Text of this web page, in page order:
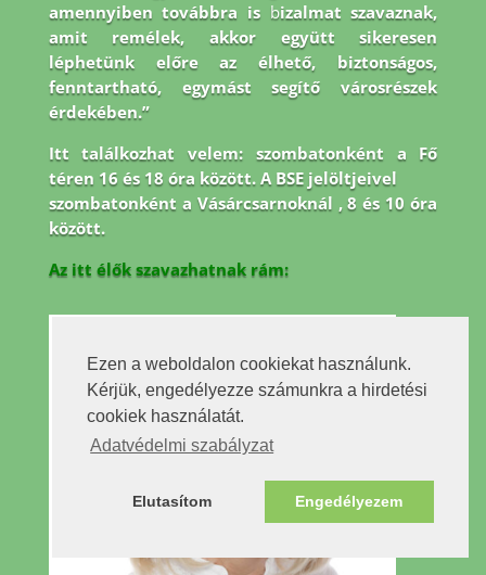
Ezen a weboldalon cookiekat használunk.
Kérjük, engedélyezze számunkra a hirdetési
cookiek használatát.
Adatvédelmi szabályzat
Elutasítom Engedélyezem
amennyiben továbbra is bizalmat szavaznak,
amit remélek, akkor együttsikeresen
léphetünk előre az élhető, biztonságos,
fenntartható, egymást segítő városrészek
érdekében.”
Itt találkozhat velem: szombatonként a Fő
téren 16 és 18 óra között. A BSE jelöltjeivel
szombatonként a Vásárcsarnoknál , 8 és 10 óra
között.
Az itt élők szavazhatnak rám: